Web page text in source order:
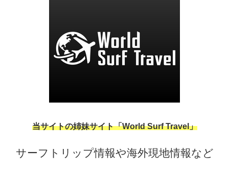
当サイトの姉妹サイト「World Surf Travel」
サーフトリップ情報や海外現地情報など